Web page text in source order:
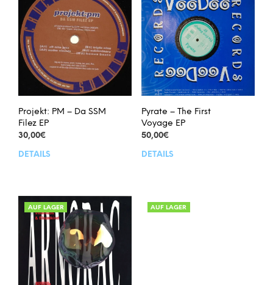
Projekt: PM – Da SSM
Filez EP
30,00€
DETAILS
Pyrate – The First
Voyage EP
50,00€
DETAILS
AUF LAGER AUF LAGER